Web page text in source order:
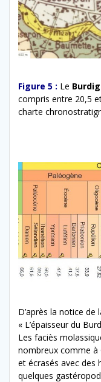
Figure 5 : Le
compris entre 20,5
charte
D’après la notice de
« L’épaisseur du
Les faciès
nombreux comme à
et écrasés avec des
quelques